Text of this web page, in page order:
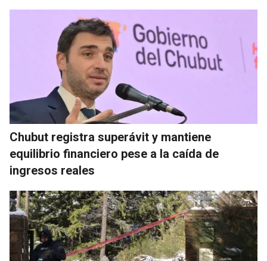
Chubut registra superávit y mantiene
equilibrio financiero pese a la caída de
ingresos reales